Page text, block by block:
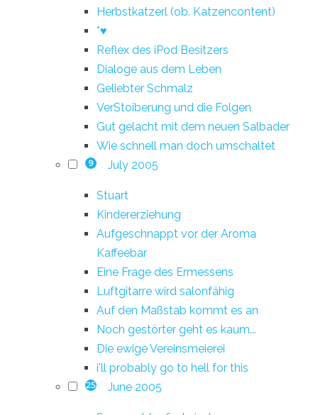
Herbstkatzerl (ob. Katzencontent)
*♥
Reflex des iPod Besitzers
Dialoge aus dem Leben
Geliebter Schmalz
VerStoiberung und die Folgen
Gut gelacht mit dem neuen Salbader
Wie schnell man doch umschaltet
9 July 2005
Stuart
Kindererziehung
Aufgeschnappt vor der Aroma
Kaffeebar
Eine Frage des Ermessens
Luftgitarre wird salonfähig
Auf den Maßstab kommt es an
Noch gestörter geht es kaum...
Die ewige Vereinsmeierei
i'll probably go to hell for this
25 June 2005